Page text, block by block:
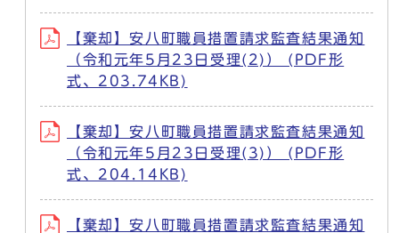
【棄却】安八町職員措置請求監査結果通知
（令和元年5月23日受理(2)） (PDF形
式、203.74KB)
【棄却】安八町職員措置請求監査結果通知
（令和元年5月23日受理(3)） (PDF形
式、204.14KB)
【棄却】安八町職員措置請求監査結果通知